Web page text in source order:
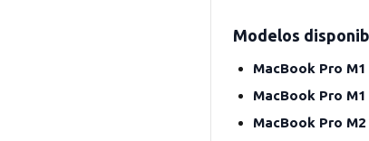
Modelos
MacBook Pro
MacBook Pro
MacBook Pro